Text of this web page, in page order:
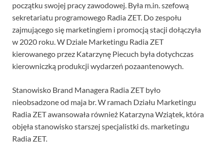
początku swojej pracy zawodowej. Była m.in. szefową
sekretariatu programowego Radia ZET. Do zespołu
zajmującego się marketingiem i promocją stacji dołączyła
w 2020 roku. W Dziale Marketingu Radia ZET
kierowanego przez Katarzynę Piecuch była dotychczas
kierowniczką produkcji wydarzeń pozaantenowych.
Stanowisko Brand Managera Radia ZET było
nieobsadzone od maja br. W ramach Działu Marketingu
Radia ZET awansowała również Katarzyna Wziątek, która
objęła stanowisko starszej specjalistki ds. marketingu
Radia ZET.